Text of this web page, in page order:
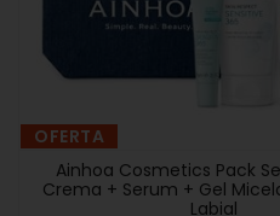
OFERTA
Ainhoa Cosmetics Pack
Crema + Serum + Gel
Labial